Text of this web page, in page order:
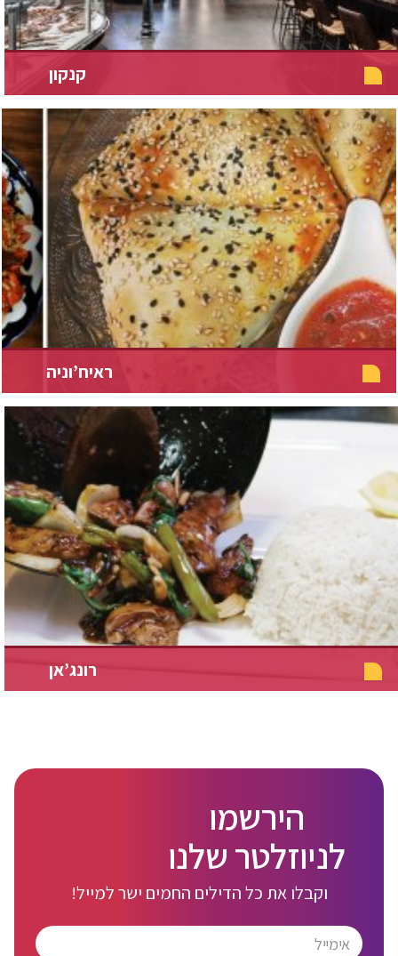
קנקון
ראיח’וניה
רונג’אן
הירשמו
לניוזלטר שלנו
וקבלו את כל הדילים החמים ישר למייל!